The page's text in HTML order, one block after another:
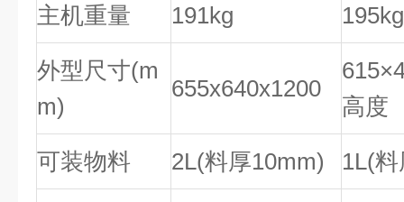
主机重量 191kg 195kg
外型尺寸(m
m)
655x640x1200
高度
可装物料 2L(料厚10mm) 1L(